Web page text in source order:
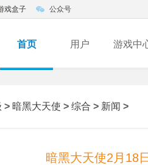
戏盒子 公众号
首页 用户 游戏中
> 暗黑大天使 > 综合 > 新闻 >
暗黑大天使2月18